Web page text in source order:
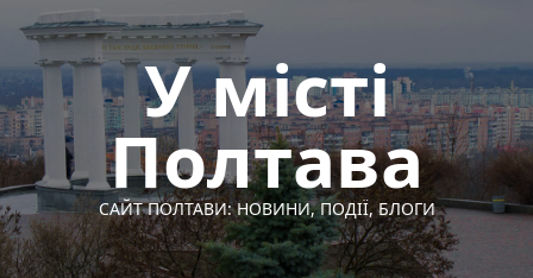
Перейти
вмісту
У місті
Полтава
САЙТ ПОЛТАВИ: НОВИНИ, ПОДІЇ, БЛОГИ